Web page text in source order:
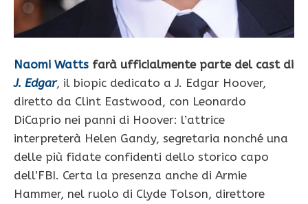
Naomi Watts farà ufficialmente parte del cast di
J. Edgar, il biopic dedicato a J. Edgar Hoover,
diretto da Clint Eastwood, con Leonardo
DiCaprio nei panni di Hoover: l’attrice
interpreterà Helen Gandy, segretaria nonché una
delle più fidate confidenti dello storico capo
dell’FBI. Certa la presenza anche di Armie
Hammer, nel ruolo di Clyde Tolson, direttore